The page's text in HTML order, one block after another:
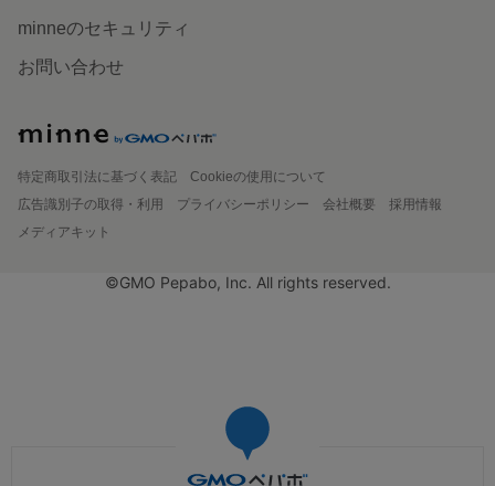
minneのセキュリティ
お問い合わせ
特定商取引法に基づく表記
Cookieの使用について
広告識別子の取得・利用
プライバシーポリシー 会社概要
採用情報
メディアキット
©GMO Pepabo, Inc. All rights reserved.